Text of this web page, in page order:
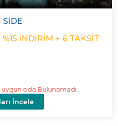
SIDE
İNDIRIM + 6 TAKSIT
uygun oda Bulunamadı.
İncele